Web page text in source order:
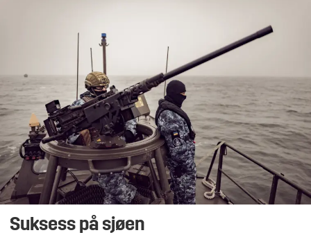
Suksess på sjøen